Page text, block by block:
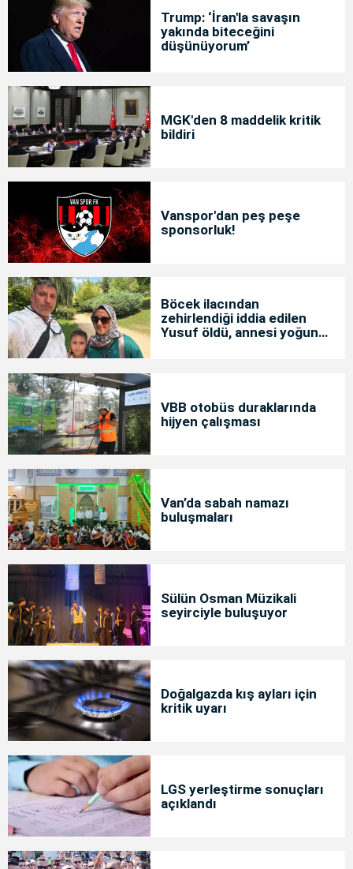
Trump: ‘İran'la savaşın
yakında biteceğini
düşünüyorum’
MGK'den 8 maddelik kritik
bildiri
Vanspor'dan peş peşe
sponsorluk!
Böcek ilacından
zehirlendiği iddia edilen
Yusuf öldü, annesi yoğun
VBB otobüs duraklarında
hijyen çalışması
Van’da sabah namazı
buluşmaları
Sülün Osman Müzikali
seyirciyle buluşuyor
Doğalgazda kış ayları için
kritik uyarı
LGS yerleştirme sonuçları
açıklandı